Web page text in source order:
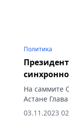
Политика
государств
На саммите
Астане
приоритетов.
03.11.2023